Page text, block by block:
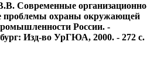
Современные
проблемы охраны окружающей
России. -
Изд-во УрГЮА, 2000. - 272 с.